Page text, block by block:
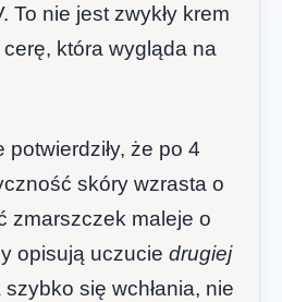
To nie jest zwykły krem
która wygląda na
że po 4
skóry wzrasta o
zmarszczek maleje o
opisują uczucie drugiej
szybko się wchłania, nie